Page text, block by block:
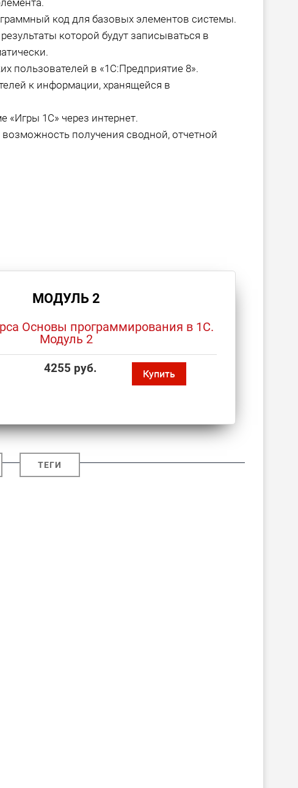
код для базовых элементов системы.
которой будут записываться в
пользователей в «1С:Предприятие 8».
к информации, хранящейся в
«Игры 1С» через интернет.
получения сводной, отчетной
МОДУЛЬ 2
Основы программирования в 1С.
Модуль 2
4255 руб. Купить
ТЕГИ